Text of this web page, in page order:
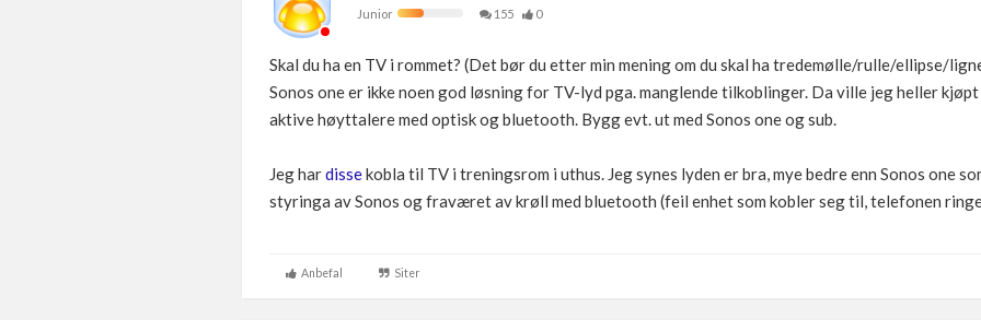
Junior
155 0
Skal du ha en TV i rommet? (Det bør du etter min mening om du skal ha tredemølle/rulle/ellipse/
Sonos one er ikke noen god løsning for TV-lyd pga. manglende tilkoblinger. Da ville jeg heller
aktive høyttalere med optisk og bluetooth. Bygg evt. ut med Sonos one og sub.
Jeg hardissekobla til TV i treningsrom i uthus. Jeg synes lyden er bra, mye bedre enn Sonos one
styringa av Sonos og fraværet av krøll med bluetooth (feil enhet som kobler seg til, telefonen
Anbefal Siter